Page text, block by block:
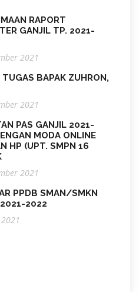
RAPORT
GANJIL TP. 2021-
2021
TUGAS BAPAK ZUHRON,
2021
PAS GANJIL 2021-
MODA ONLINE
HP (UPT. SMPN 16
2021
PPDB SMAN/SMKN
2022